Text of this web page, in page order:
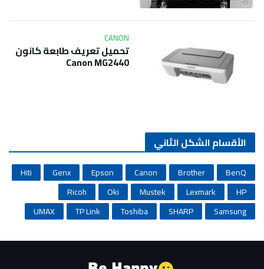
CANON
تحميل تعريف طابعة كانون
Canon MG2440
الأقسام الشكل الثاني
BenQ
Brother
Canon
Epson
Genx
Hiti
HP
Lexmark
Mustek
Oki
Ricoh
Samsung
SHARP
Toshiba
TP Link
UMAX